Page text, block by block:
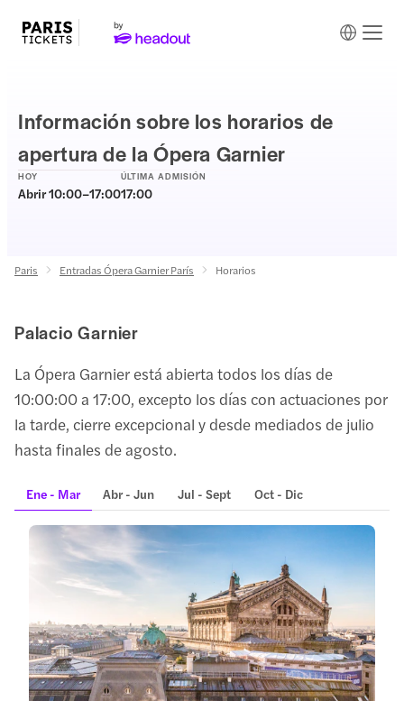
Información sobre los horarios de
apertura de la Ópera Garnier
HOY
Abrir 10:00–17:00
ÚLTIMA ADMISIÓN
17:00
Paris Entradas Ópera Garnier París Horarios
Palacio Garnier
La Ópera Garnier está abierta todos los días de
10:00:00 a 17:00, excepto los días con actuaciones por
la tarde, cierre excepcional y desde mediados de julio
hasta finales de agosto.
Ene - Mar Abr - Jun Jul - Sept Oct - Dic